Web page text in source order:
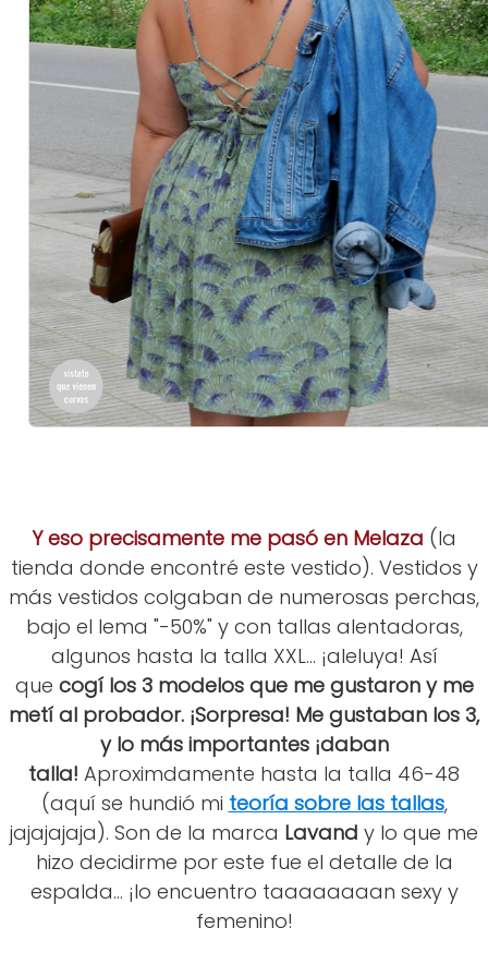
Y eso precisamente me pasó en Melaza (la
tienda donde encontré este vestido). Vestidos y
más vestidos colgaban de numerosas perchas,
bajo el lema "-50%" y con tallas alentadoras,
algunos hasta la talla XXL... ¡aleluya! Así
que cogí los 3 modelos que me gustaron y me
metí al probador. ¡Sorpresa! Me gustaban los 3,
y lo más importantes ¡daban
talla! Aproximdamente hasta la talla 46-48
(aquí se hundió mi teoría sobre las tallas,
jajajajaja). Son de la marca Lavand y lo que me
hizo decidirme por este fue el detalle de la
espalda... ¡lo encuentro taaaaaaaan sexy y
femenino!